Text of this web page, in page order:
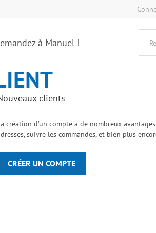
à Manuel !
clients
création d’un compte a de nombreux
suivre les commandes, et bien plus
CRÉER UN COMPTE